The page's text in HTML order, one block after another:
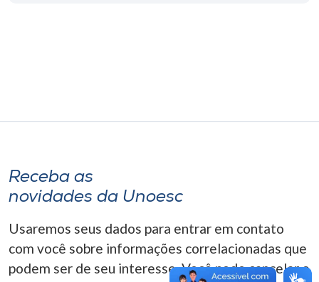
o idioma
A-
Receba as
novidades da Unoesc
Usaremos seus dados para entrar em contato
com você sobre informações correlacionadas que
podem ser de seu interesse. Você pode cancelar o